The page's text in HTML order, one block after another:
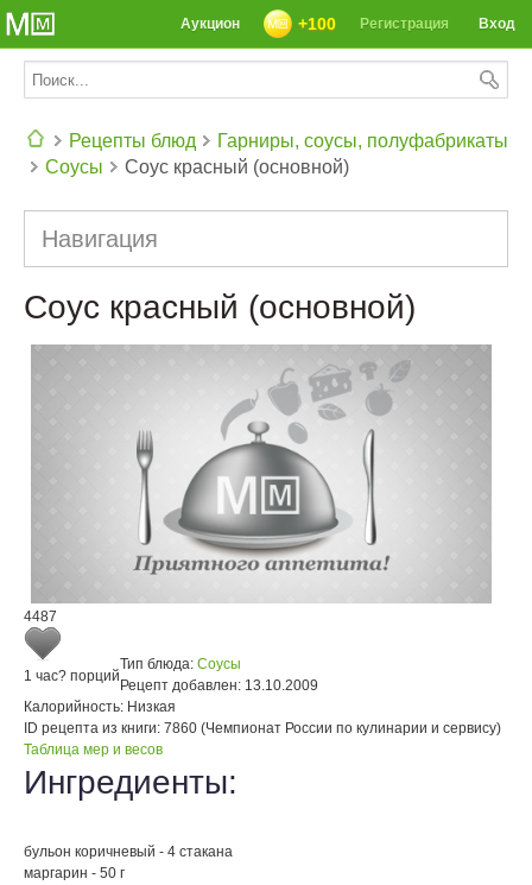
Вход
Регистрация
+100
Аукцион
Рецепты блюд
Гарниры, соусы, полуфабрикаты
Соусы
Соус красный (основной)
Навигация
Соус красный (основной)
4487
1 час? порций
Тип блюда: Соусы
Рецепт добавлен: 13.10.2009
Калорийность: Низкая
ID рецепта из книги: 7860 (Чемпионат России по кулинарии и сервису)
Таблица мер и весов
Ингредиенты:
бульон коричневый - 4 стакана
маргарин - 50 г